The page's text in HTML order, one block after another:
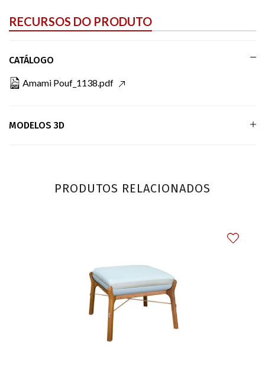
RECURSOS DO PRODUTO
CATÁLOGO
Amami Pouf_1138.pdf
MODELOS 3D
PRODUTOS RELACIONADOS